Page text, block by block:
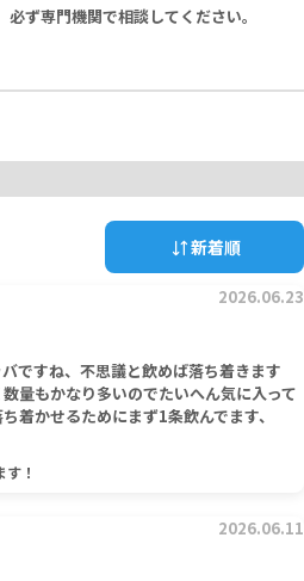
ず専門機関で相談してください。
新着順
2026.06.23
ですね、不思議と飲めば落ち着きます
量もかなり多いのでたいへん気に入って
着かせるためにまず1条飲んでます、
！
2026.06.11